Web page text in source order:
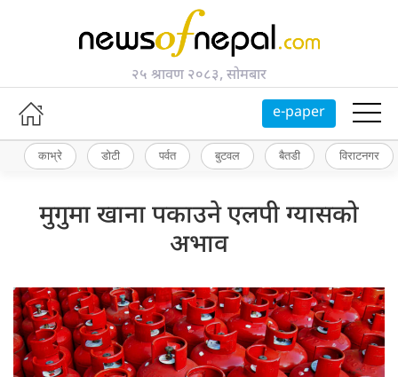
२५ श्रावण २०८३, सोमबार
e-paper
काभ्रे डोटी पर्वत बुटवल बैतडी विराटनगर
मुगुमा खाना पकाउने एलपी ग्यासको
अभाव